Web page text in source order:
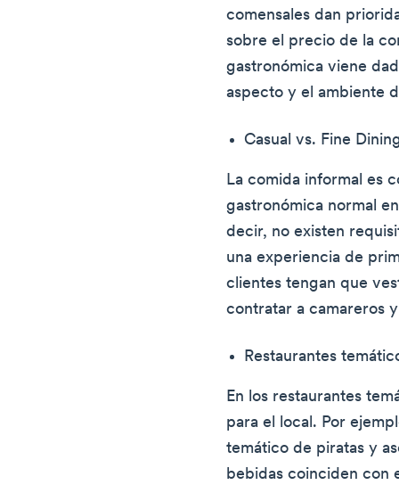
comensales dan
sobre el precio de la
gastronómica viene
aspecto y el ambiente
Casual vs. Fine
La comida informal es
gastronómica normal
decir, no existen
una experiencia de
clientes tengan que
contratar a camareros
Restaurantes
En los restaurantes
para el local. Por
temático de piratas y
bebidas coinciden con